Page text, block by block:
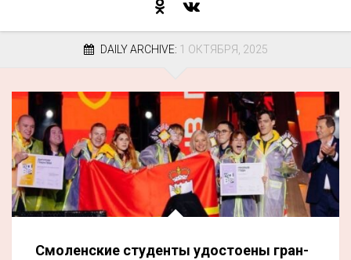
Послесловие к празднику
Неожиданный ракурс
Контакты
Люди родного края
Акция
Конкурс
DAILY ARCHIVE: 1 ОКТЯБРЯ, 2025
Смоленские студенты удостоены гран-